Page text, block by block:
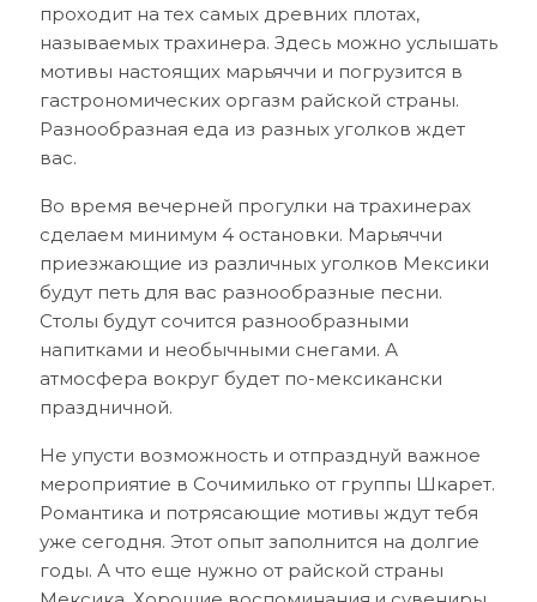
проходит на тех самых древних плотах,
называемых трахинера. Здесь можно услышать
мотивы настоящих марьяччи и погрузится в
гастрономических оргазм райской страны.
Разнообразная еда из разных уголков ждет
вас.
Во время вечерней прогулки на трахинерах
сделаем минимум 4 остановки. Марьяччи
приезжающие из различных уголков Мексики
будут петь для вас разнообразные песни.
Столы будут сочится разнообразными
напитками и необычными снегами. А
атмосфера вокруг будет по-мексикански
праздничной.
Не упусти возможность и отпразднуй важное
мероприятие в Сочимилько от группы Шкарет.
Романтика и потрясающие мотивы ждут тебя
уже сегодня. Этот опыт заполнится на долгие
годы. А что еще нужно от райской страны